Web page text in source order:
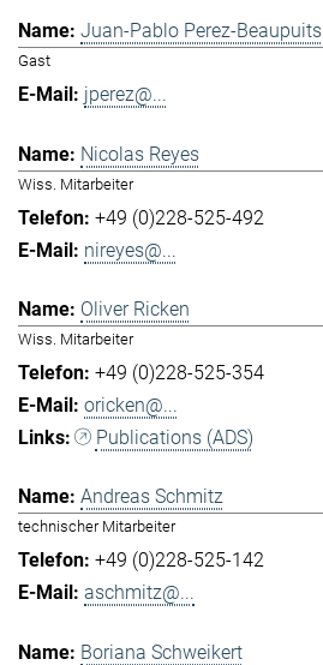
Juan-Pablo Perez-Beaupuits
Gast
jperez@...
Nicolas Reyes
Wiss. Mitarbeiter
+49 (0)228-525-492
nireyes@...
Oliver Ricken
Wiss. Mitarbeiter
+49 (0)228-525-354
oricken@...
Publications (ADS)
Andreas Schmitz
technischer Mitarbeiter
+49 (0)228-525-142
aschmitz@...
Boriana Schweikert